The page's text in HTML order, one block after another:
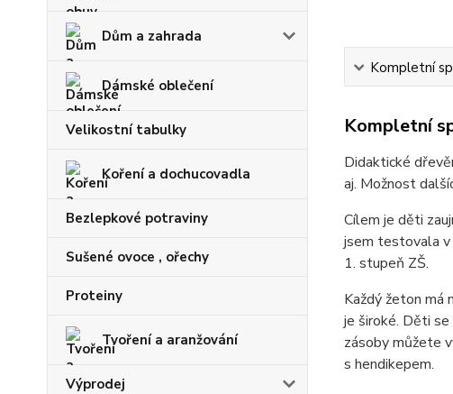
Dům a zahrada
Dámské oblečení
Velikostní tabulky
Koření a dochucovadla
Bezlepkové potraviny
Sušené ovoce , ořechy
Proteiny
Tvoření a aranžování
Výprodej
Kompletní
Kompletní
Didaktické
aj. Možnost
Cílem je děti
jsem testovala
1. stupeň ZŠ.
Každý žeton má
je široké. Děti se
zásoby můžete
s hendikepem.